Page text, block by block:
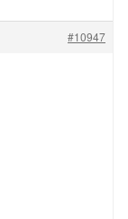
#10947